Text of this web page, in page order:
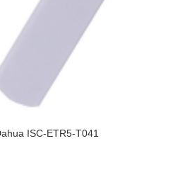
ISC-ETR5-T041